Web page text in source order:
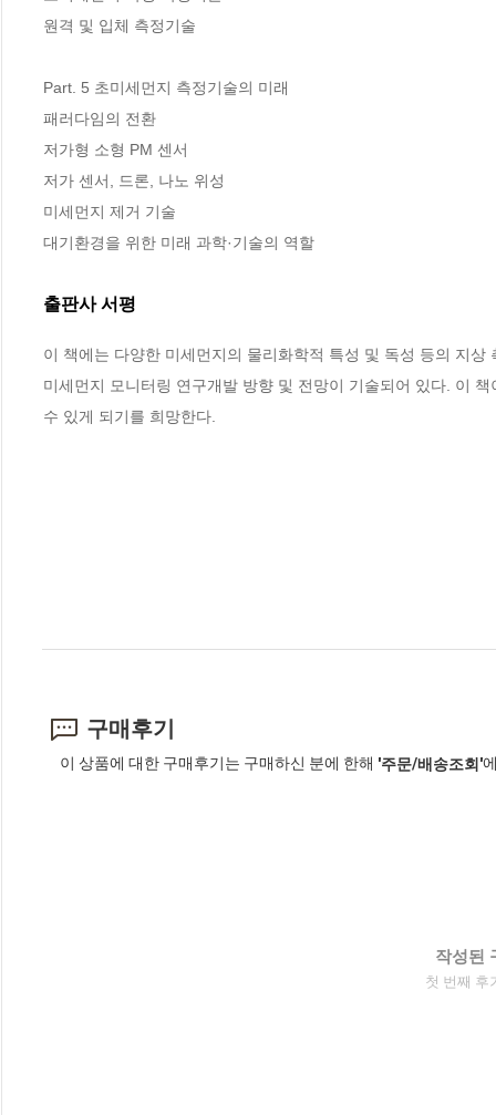
원격 및 입체 측정기술
Part. 5 초미세먼지 측정기술의 미래
패러다임의 전환
저가형 소형 PM 센서
저가 센서, 드론, 나노 위성
미세먼지 제거 기술
대기환경을 위한 미래 과학·기술의 역할
출판사 서평
이 책에는 다양한 미세먼지의 물리화학적 특성 및 독성 등의 지
미세먼지 모니터링 연구개발 방향 및 전망이 기술되어 있다. 이
수 있게 되기를 희망한다.
구매후기
이 상품에 대한 구매후기는 구매하신 분에 한해 '주문/배송조회'
작성된
첫 번째 후